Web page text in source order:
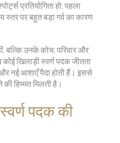
प्रतियोगिता हो, पहला
स्तर पर बहुत बड़ा गर्व का कारण
बल्कि उनके कोच, परिवार और
खिलाड़ी स्वर्ण पदक जीतता
नई आशाएँ पैदा होती हैं। इससे
हिम्मत मिलती है।
पदक की